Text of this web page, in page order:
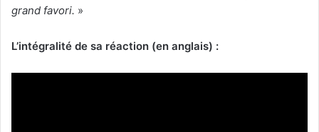
grand favori. »
L’intégralité de sa réaction (en anglais) :